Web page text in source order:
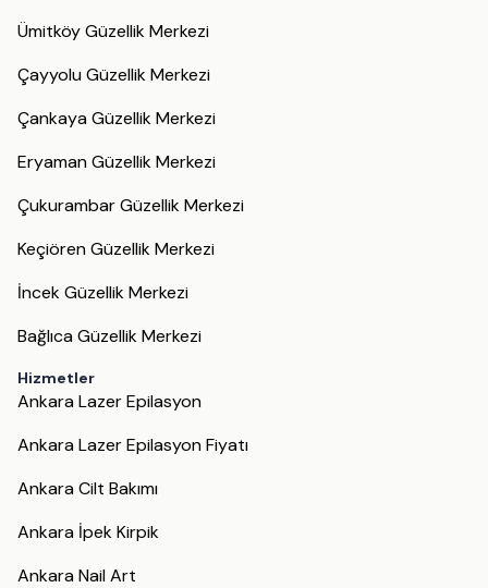
Ümitköy Güzellik Merkezi
Çayyolu Güzellik Merkezi
Çankaya Güzellik Merkezi
Eryaman Güzellik Merkezi
Çukurambar Güzellik Merkezi
Keçiören Güzellik Merkezi
İncek Güzellik Merkezi
Bağlıca Güzellik Merkezi
Hizmetler
Ankara Lazer Epilasyon
Ankara Lazer Epilasyon Fiyatı
Ankara Cilt Bakımı
Ankara İpek Kirpik
Ankara Nail Art